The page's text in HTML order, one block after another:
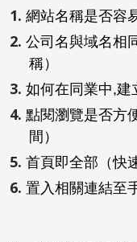
網站名稱是否容
公司名與域名相
稱）
如何在同業中,建
點閱瀏覽是否方
間）
首頁即全部（快
置入相關連結至